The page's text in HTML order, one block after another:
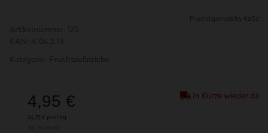
Fruchtgenuss by KaSa
Fruchtaufstriche
4,95 €
24,75 € pro 1 kg
In Kürze wieder da